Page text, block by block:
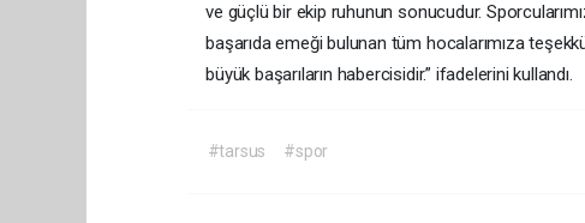
ve güçlü bir ekip ruhunun sonucudur.
başarıda emeği bulunan tüm hocalarımıza
büyük başarıların habercisidir.” ifadelerini kullandı.
#tarsus #spor